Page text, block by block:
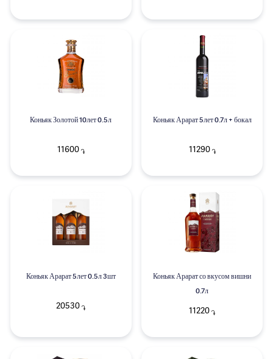
Коньяк Золотой 10лет 0.5л
11600֏
Коньяк Арарат 5лет 0.7л + бокал
11290֏
Коньяк Арарат 5лет 0.5л 3шт
20530 ֏
Коньяк Арарат со вкусом вишни
0.7л
11220 ֏